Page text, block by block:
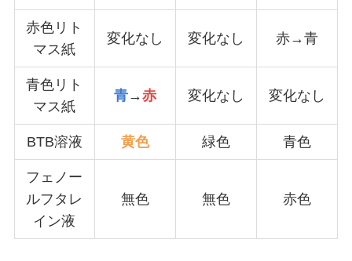
赤色リト
マス紙
変化なし 変化なし 赤→青
青色リト
マス紙
青→赤 変化なし 変化なし
BTB溶液 黄色 緑色 青色
フェノー
ルフタレ
イン液
無色 無色 赤色